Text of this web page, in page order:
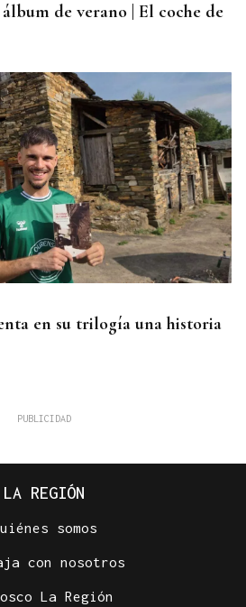
de verano | El coche de
en su trilogía una historia
LA REGIÓN
somos
con nosotros
La Región